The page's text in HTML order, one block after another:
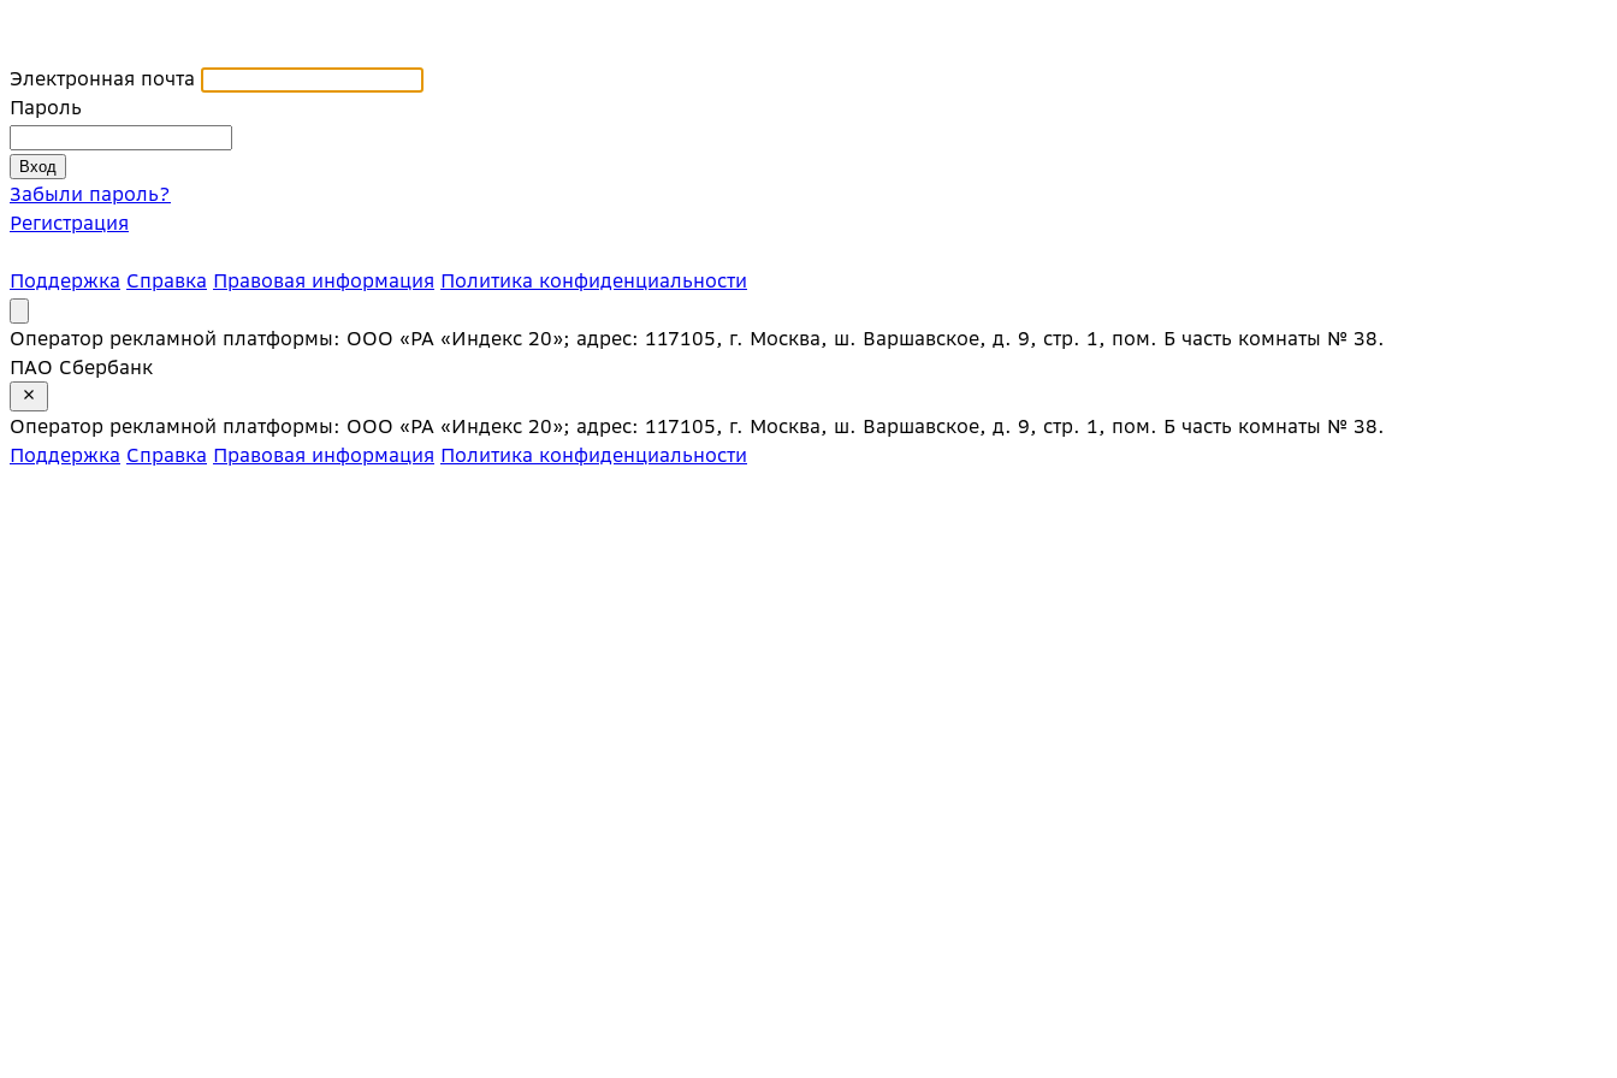
Электронная почта
Пароль
Забыли пароль?
Регистрация
Поддержка Справка Правовая информация Политика конфиденциальности
Оператор рекламной платформы: ООО «РА «Индекс 20»; адрес: 117105, г. Москва, ш. Варшавское, д. 9, стр. 1, пом. Б часть комнаты № 38.
ПАО Сбербанк
Оператор рекламной платформы: ООО «РА «Индекс 20»; адрес: 117105, г. Москва, ш. Варшавское, д. 9, стр. 1, пом. Б часть комнаты № 38.
Поддержка Справка Правовая информация Политика конфиденциальности